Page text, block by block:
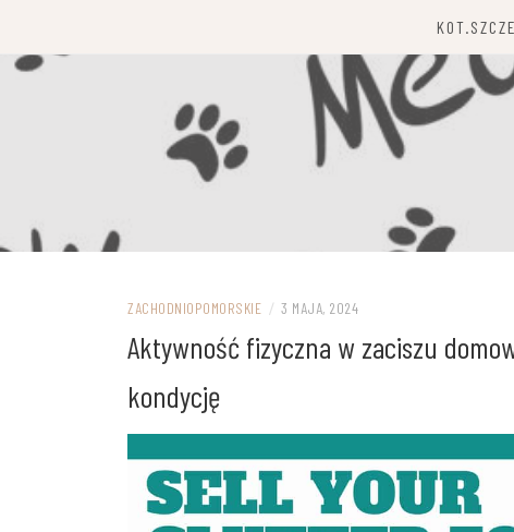
treści
ZACHODNIOPOMORSKIE / 3 MAJA, 2024
Aktywność fizyczna w zaciszu
kondycję